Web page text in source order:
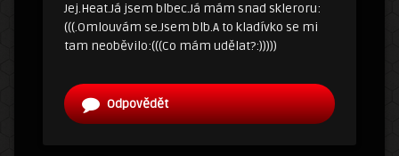
Jej.Heat.Já jsem blbec.Já mám snad skleroru:
(((.Omlouvám se.Jsem blb.A to kladívko se mi
tam neoběvilo:(((Co mám udělat?:)))))
Odpovědět